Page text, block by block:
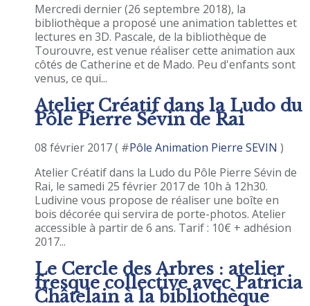
Mercredi dernier (26 septembre 2018), la
bibliothèque a proposé une animation tablettes et
lectures en 3D. Pascale, de la bibliothèque de
Tourouvre, est venue réaliser cette animation aux
côtés de Catherine et de Mado. Peu d'enfants sont
venus, ce qui...
Atelier Créatif dans la Ludo du
Pôle Pierre Sévin de Rai
08 février 2017 ( #Pôle Animation Pierre SEVIN )
Atelier Créatif dans la Ludo du Pôle Pierre Sévin de
Rai, le samedi 25 février 2017 de 10h à 12h30.
Ludivine vous propose de réaliser une boîte en
bois décorée qui servira de porte-photos. Atelier
accessible à partir de 6 ans. Tarif : 10€ + adhésion
2017...
Le Cercle des Arbres : atelier
fresque collective avec Patricia
Châtelain à la bibliothèque